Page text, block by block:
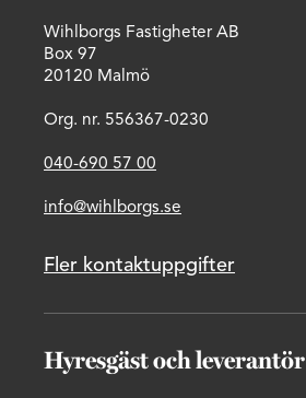
Wihlborgs Fastigheter AB
Box 97
20120 Malmö
Org. nr. 556367-0230
040-690 57 00
info@wihlborgs.se
Fler kontaktuppgifter
Hyresgäst och leverantör